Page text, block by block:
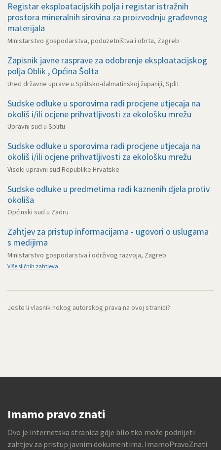
Registar eksploatacijskih polja i registar istražnih
prostora mineralnih sirovina za proizvodnju građevnog
materijala
Ministarstvo gospodarstva, poduzetništva i obrta, Zagreb
Zapisnik javne rasprave za odobrenje eksploatacijskog
polja Oblik , Općina Šolta
Ured državne uprave u Splitsko-dalmatinskoj županiji, Split
Sudske odluke u sporovima radi procjene utjecaja na
okoliš i/ili ocjene prihvatljivosti za ekološku mrežu
Upravni sud u Splitu
Sudske odluke u sporovima radi procjene utjecaja na
okoliš i/ili ocjene prihvatljivosti za ekološku mrežu
Visoki upravni sud Republike Hrvatske
Sudske odluke u predmetima radi kaznenih djela protiv
okoliša
Općinski sud u Zadru
Zahtjev za pristup informacijama - ugovori o uslugama
s medijima
Ministarstvo gospodarstva i održivog razvoja, Zagreb
Više sličnih zahtjeva
Jeste li vlasnik nekog autorskog prava na ovoj stranici?
Imamo pravo znati
Ovo je internetska stranica gdje bilo tko može podnijeti
zahtjev za pristup javnim dokumentima. ImamoPravoZnati